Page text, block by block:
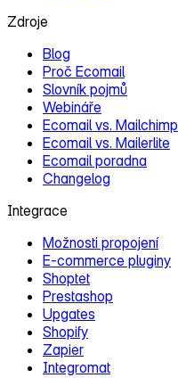
Zdroje
Blog
Proč Ecomail
Slovník pojmů
Webináře
Ecomail vs. Mailchimp
Ecomail vs. Mailerlite
Ecomail poradna
Changelog
Integrace
Možnosti propojení
E‑commerce pluginy
Shoptet
Prestashop
Upgates
Shopify
Zapier
Integromat